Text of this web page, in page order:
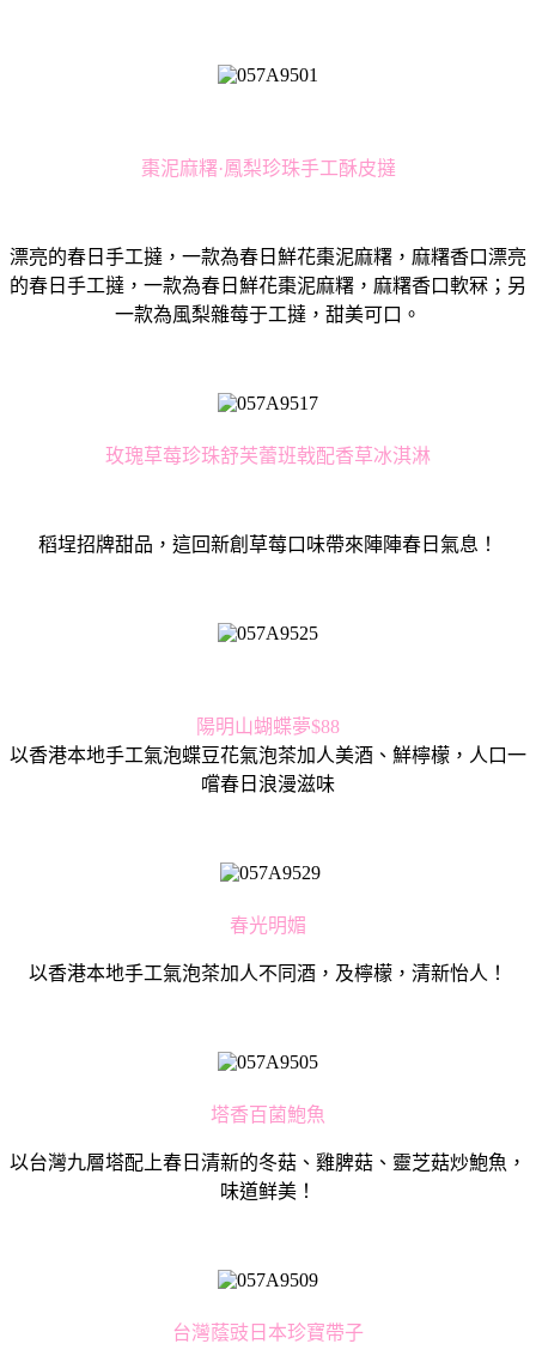
棗泥麻糬·鳳梨珍珠手工酥皮撻
漂亮的春日手工撻，一款為春日鮮花棗泥麻糬，麻糬香口漂亮
的春日手工撻，一款為春日鮮花棗泥麻糬，麻糬香口軟冧；另
一款為風梨雜莓于工撻，甜美可口。
玫瑰草莓珍珠舒芙蕾班戟配香草冰淇淋
稻埕招牌甜品，這回新創草莓口味帶來陣陣春日氣息！
陽明山蝴蝶夢$88
以香港本地手工氣泡蝶豆花氣泡茶加人美酒、鮮檸檬，人口一
嚐春日浪漫滋味
春光明媚
以香港本地手工氣泡茶加人不同酒，及檸檬，清新怡人！
塔香百菌鮑魚
以台灣九層塔配上春日清新的冬菇、雞脾菇、靈芝菇炒鮑魚，
味道鲜美！
台灣蔭豉日本珍寶帶子